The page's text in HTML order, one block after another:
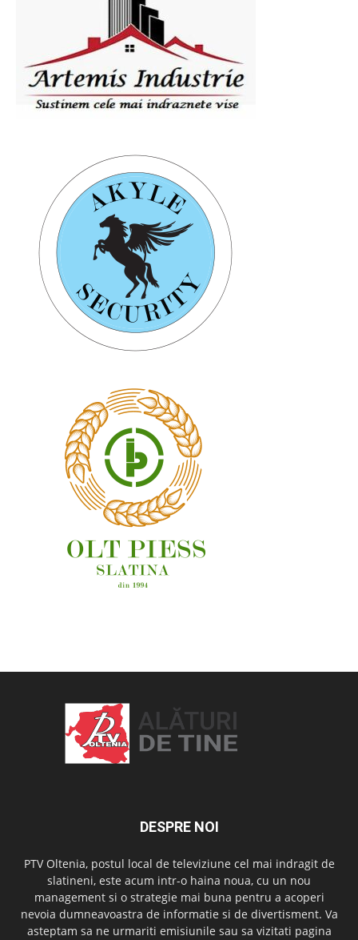
DESPRE NOI
PTV Oltenia, postul local de televiziune cel mai indragit de
slatineni, este acum intr-o haina noua, cu un nou
management si o strategie mai buna pentru a acoperi
nevoia dumneavoastra de informatie si de divertisment. Va
asteptam sa ne urmariti emisiunile sau sa vizitati pagina